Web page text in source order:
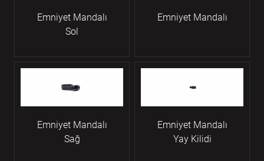
Emniyet Mandalı
Sol
Emniyet Mandalı
Emniyet Mandalı
Sağ
Emniyet Mandalı
Yay Kilidi